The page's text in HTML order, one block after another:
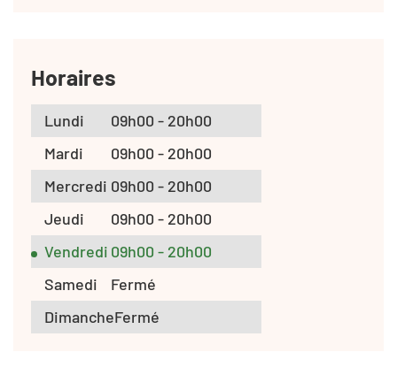
Horaires
Lundi
09h00 - 20h00
Mardi
09h00 - 20h00
Mercredi 09h00 - 20h00
Jeudi
09h00 - 20h00
Vendredi 09h00 - 20h00
Samedi
Fermé
DimancheFermé